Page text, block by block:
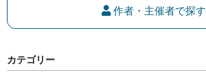
作者・主催者で探す
カテゴリー